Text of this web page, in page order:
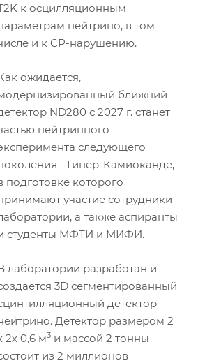
к осцилляционным
нейтрино, в том
и к CP-нарушению.
ожидается,
ближний
ND280 с 2027 г. станет
нейтринного
следующего
- Гипер-Камиоканде,
подготовке которого
участие сотрудники
а также аспиранты
студенты МФТИ и МИФИ.
лаборатории разработан и
3D сегментированный
детектор
Детектор размером 2
2х 0,6 м3 и массой 2 тонны
из 2 миллионов